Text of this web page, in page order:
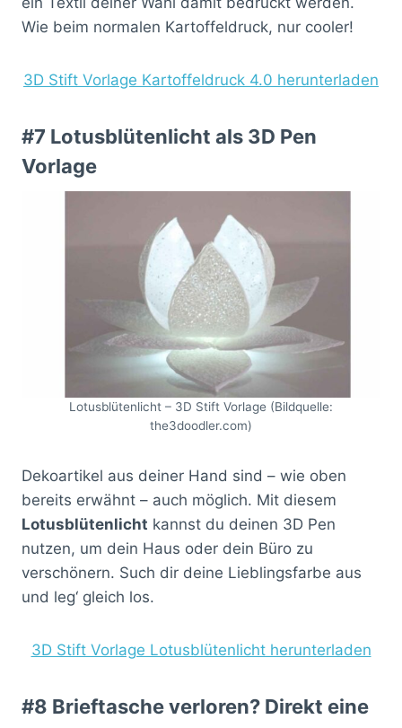
Wie beim normalen Kartoffeldruck, nur cooler!
3D Stift Vorlage Kartoffeldruck 4.0 herunterladen
#7 Lotusblütenlicht als 3D Pen
Vorlage
Lotusblütenlicht – 3D Stift Vorlage (Bildquelle:
the3doodler.com)
Dekoartikel aus deiner Hand sind – wie oben
bereits erwähnt – auch möglich. Mit diesem
Lotusblütenlicht kannst du deinen 3D Pen
nutzen, um dein Haus oder dein Büro zu
verschönern. Such dir deine Lieblingsfarbe aus
und leg‘ gleich los.
3D Stift Vorlage Lotusblütenlicht herunterladen
#8 Brieftasche verloren? Direkt eine